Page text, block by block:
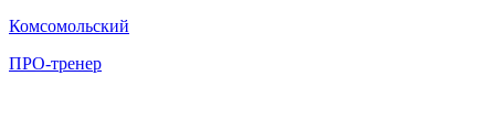
Комсомольский
ПРО-тренер